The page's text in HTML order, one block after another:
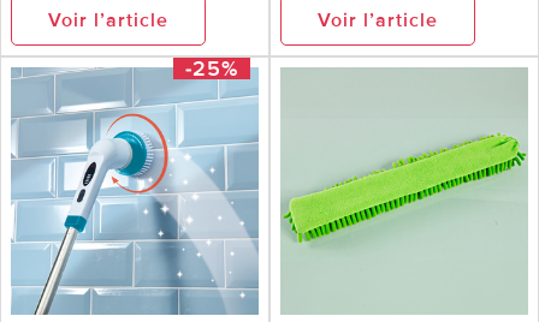
Voir l’article Voir l’article
-25%